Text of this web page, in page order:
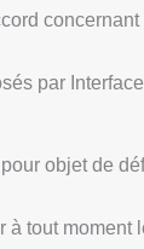
par
objet de
à tout